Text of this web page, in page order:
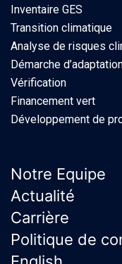
Inventaire GES
Transition climatique
Analyse de risques
Démarche
Vérification
Financement vert
Développement de
Notre Equipe
Actualité
Carrière
Politique de